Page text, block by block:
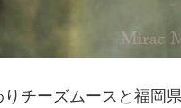
チーズムースと福岡